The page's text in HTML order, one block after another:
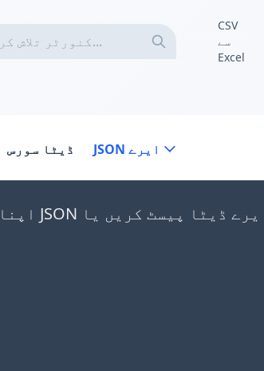
CSV
سے
Excel
ڈیٹا سورس JSON ایرے